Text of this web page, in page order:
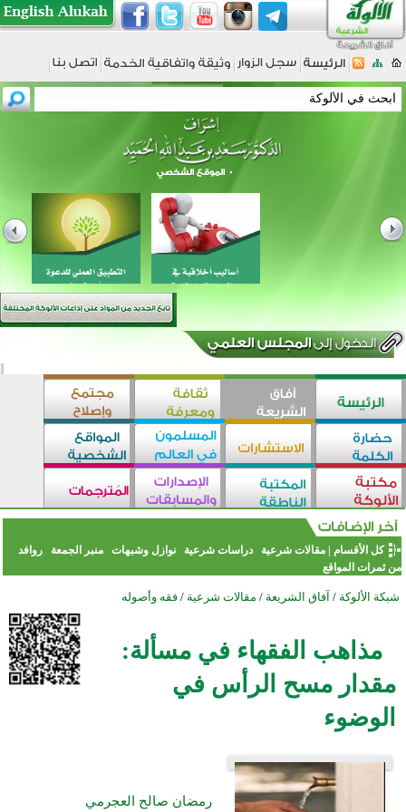
كل الأقسام |مقالات شرعية دراسات شرعية نوازل وشبهات منبر الجمعة
روافد
من ثمرات المواقع
شبكة الألوكة / آفاق الشريعة / مقالات شرعية / فقه وأصوله
مذاهب الفقهاء في مسألة:
مقدار مسح الرأس في
الوضوء
رمضان صالح العجرمي